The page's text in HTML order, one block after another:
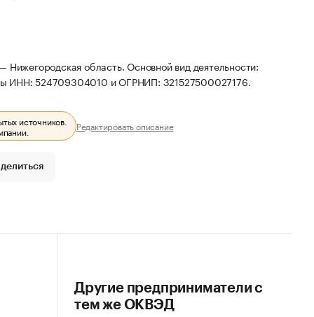
область. Основной вид деятельности:
ИНН: 524709304010 и ОГРНИП: 321527500027176.
источников.
Редактировать описание
Другие предприниматели с
тем же ОКВЭД